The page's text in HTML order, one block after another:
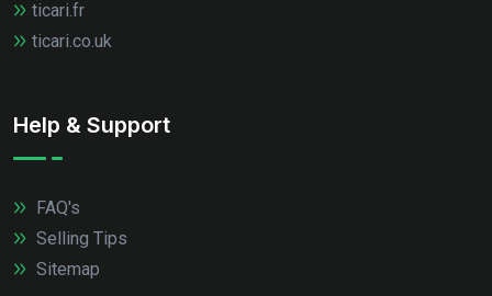
ticari.fr
ticari.co.uk
Help & Support
FAQ's
Selling Tips
Sitemap